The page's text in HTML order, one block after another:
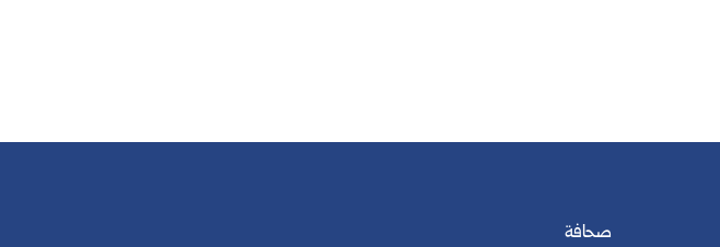
صحافة